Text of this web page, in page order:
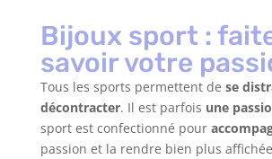
Bijoux sport :
savoir votre
Tous les sports permettent de se
décontracter. Il est parfois une
sport est confectionné pour
passion et la rendre bien plus